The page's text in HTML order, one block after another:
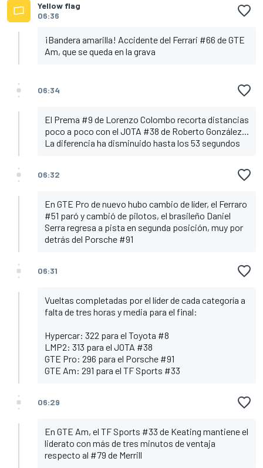
Yellow flag
06:36
¡Bandera amarilla! Accidente del Ferrari #66 de GTE
Am, que se queda en la grava
06:34
El Prema #9 de Lorenzo Colombo recorta distancias
poco a poco con el JOTA #38 de Roberto González...
La diferencia ha disminuido hasta los 53 segundos
06:32
En GTE Pro de nuevo hubo cambio de líder, el Ferraro
#51 paró y cambió de pilotos, el brasileño Daniel
Serra regresa a pista en segunda posición, muy por
detrás del Porsche #91
06:31
Vueltas completadas por el líder de cada categoría a
falta de tres horas y media para el final:
Hypercar: 322 para el Toyota #8
LMP2: 313 para el JOTA #38
GTE Pro: 296 para el Porsche #91
GTE Am: 291 para el TF Sports #33
06:29
En GTE Am, el TF Sports #33 de Keating mantiene el
liderato con más de tres minutos de ventaja
respecto al #79 de Merrill